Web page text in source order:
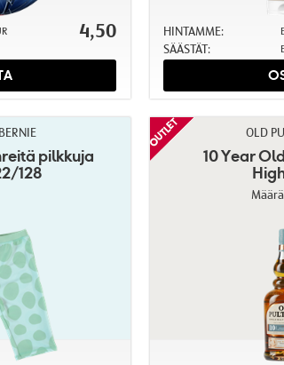
4,50 HINTAMME:
SÄÄSTÄT:
pilkkuja
128
OLD
10 Year